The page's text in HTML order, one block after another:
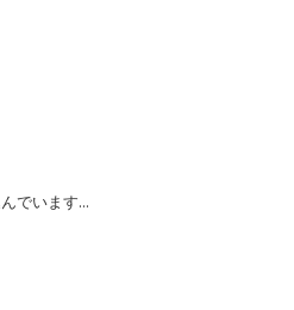
でいます...